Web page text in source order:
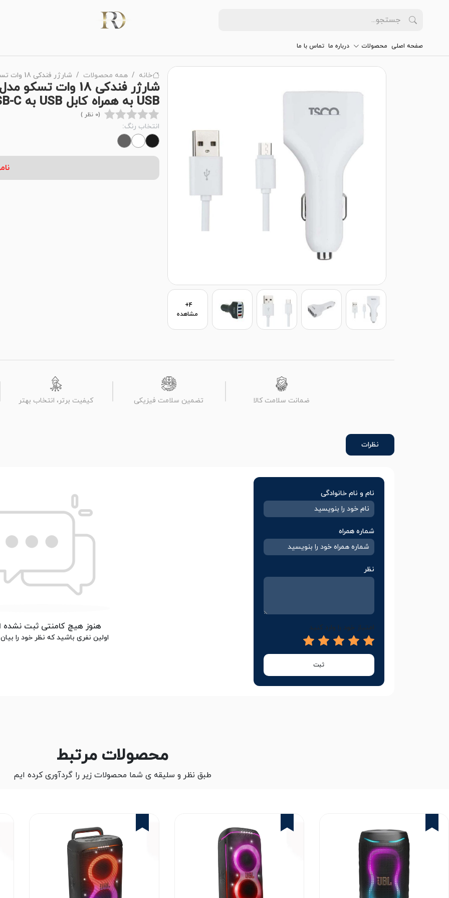
صفحه اصلی محصولات درباره ما تماس با ما
4+
مشاهده
خانه همه محصولات شارژر فندکی 18 وات تسکو مدل TSCO TCG 20 با 4 خروجی USB به همراه کابل USB به USB-C با گارانتی 12 ماهه شرکتی
USB به همراه کابل USB به USB-C با گارانتی 12 ماهه شرکتی
(0 نظر )
انتخاب رنگ:
ضمانت سلامت کالا تضمین سلامت فیزیکی کیفیت برتر، انتخاب بهتر
نظرات
نام و نام خانوادگی
شماره همراه
نظر
امتیاز خود را وارد کنید
ثبت
هنوز هیچ کامنتی ثبت
اولین نفری باشید که نظر خود را
محصولات مرتبط
طبق نظر و سلیقه ی شما محصولات زیر را گردآوری کرده ایم